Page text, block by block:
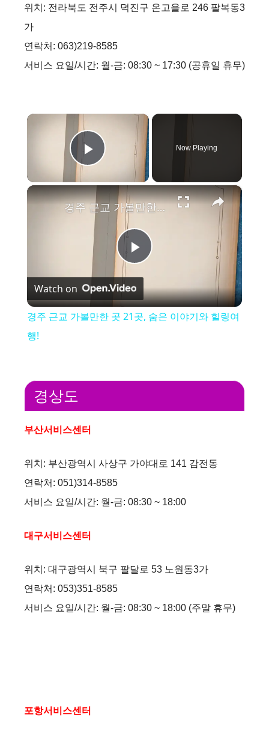
위치: 전라북도 전주시 덕진구 온고을로 246 팔복동3
가
연락처: 063)219-8585
서비스 요일/시간: 월-금: 08:30 ~ 17:30 (공휴일 휴무)
×
Play Video
Now Playing
×
P
l
V
경주 근교 가볼만한 곳 21곳, 숨은 이야기와 힐링여행!
Watch on
경주 근교 가볼만한 곳 21곳, 숨은 이야기와 힐링여
행!
경상도
부산서비스센터
위치: 부산광역시 사상구 가야대로 141 감전동
연락처: 051)314-8585
서비스 요일/시간: 월-금: 08:30 ~ 18:00
대구서비스센터
위치: 대구광역시 북구 팔달로 53 노원동3가
연락처: 053)351-8585
서비스 요일/시간: 월-금: 08:30 ~ 18:00 (주말 휴무)
포항서비스센터